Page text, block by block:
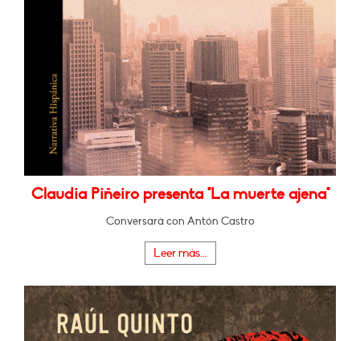
Claudia Piñeiro presenta "La muerte ajena"
Conversará con Antón Castro
Leer más...